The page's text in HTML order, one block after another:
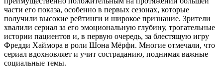
части его показа, особенно в первых сезонах, которые
получили высокие рейтинги и широкое признание. Зрители
хвалили сериал за его эмоциональную глубину, трогательные
истории пациентов и, в первую очередь, за блестящую игру
Фредди Хаймора в роли Шона Мёрфи. Многие отмечали, что
сериал вдохновляет и учит состраданию, поднимая важные
социальные темы.